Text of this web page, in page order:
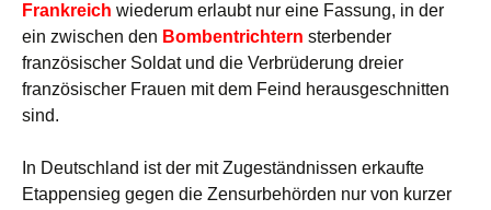
Frankreich wiederum erlaubt nur eine Fassung, in der
ein zwischen den Bombentrichtern sterbender
französischer Soldat und die Verbrüderung dreier
französischer Frauen mit dem Feind herausgeschnitten
sind.
In Deutschland ist der mit Zugeständnissen erkaufte
Etappensieg gegen die Zensurbehörden nur von kurzer